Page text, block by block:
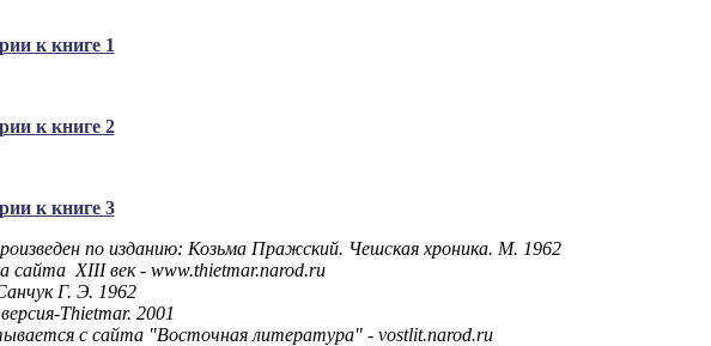
к книге 1
к книге 2
к книге 3
по изданию: Козьма Пражский. Чешская хроника. М. 1962
сайта XIII век - www.thietmar.narod.ru
Г. Э. 1962
Тhietmar. 2001
с сайта "Восточная литература" - vostlit.narod.ru